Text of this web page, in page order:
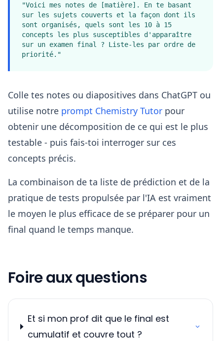
"Voici mes notes de [matière]. En te basant
sur les sujets couverts et la façon dont ils
sont organisés, quels sont les 10 à 15
concepts les plus susceptibles d'apparaître
sur un examen final ? Liste-les par ordre de
priorité."
Colle tes notes ou diapositives dans ChatGPT ou
utilise notre prompt Chemistry Tutor pour
obtenir une décomposition de ce qui est le plus
testable - puis fais-toi interroger sur ces
concepts précis.
La combinaison de ta liste de prédiction et de la
pratique de tests propulsée par l'IA est vraiment
le moyen le plus efficace de se préparer pour un
final quand le temps manque.
Foire aux questions
Et si mon prof dit que le final est
cumulatif et couvre tout ?